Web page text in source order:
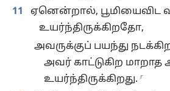
11
ஏனென்றால், பூமியைவிட
உயர்ந்திருக்கிறதோ,
அவருக்குப் பயந்து
அவர் காட்டுகிற
உயர்ந்திருக்கிறது. r